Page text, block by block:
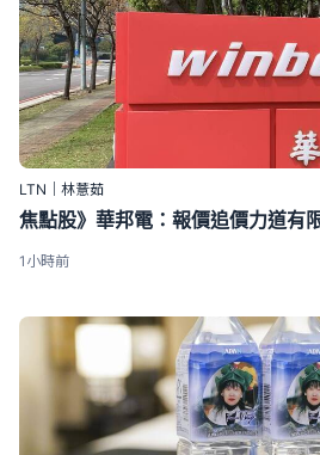
LTN｜林薏茹
焦點股》華邦電：報價追價力道有
1小時前